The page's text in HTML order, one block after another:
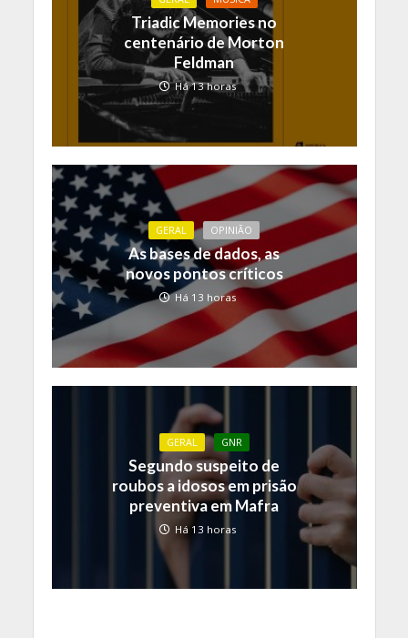
Triadic Memories no
centenário de Morton
Feldman
Há 13 horas
GERAL OPINIÃO
As bases de dados, as
novos pontos críticos
Há 13 horas
GERAL GNR
Segundo suspeito de
roubos a idosos em prisão
preventiva em Mafra
Há 13 horas